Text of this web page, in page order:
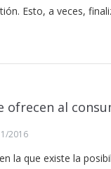
Esto, a veces,
ofrecen al
2016
la que existe la